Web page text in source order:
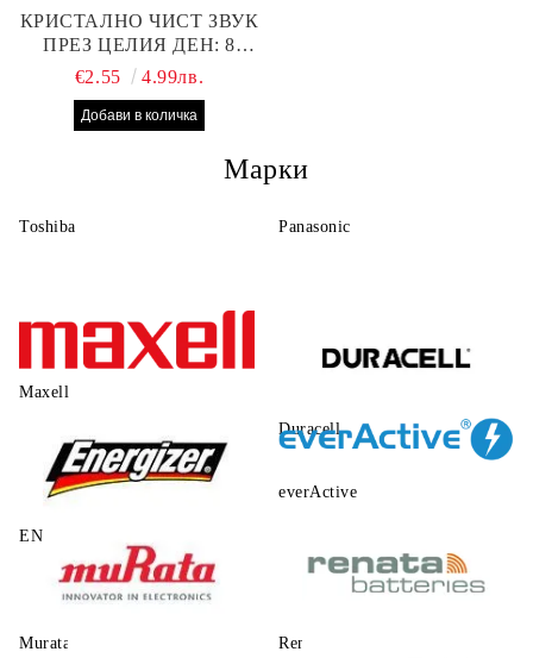
КРИСТАЛНО ЧИСТ ЗВУК
ПРЕЗ ЦЕЛИЯ ДЕН: 8
БРОЯ RAYOVAC EXTRA
АПАРАТ
€2.55 4.99лв.
Марки
Toshiba Panasonic
Maxell
Duracell
ENERGIZER
everActive
Murata Renata